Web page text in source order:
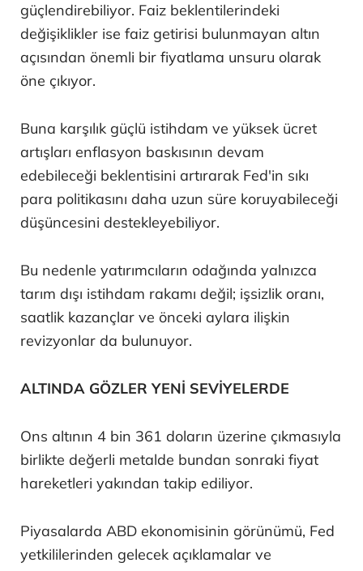
güçlendirebiliyor. Faiz beklentilerindeki
değişiklikler ise faiz getirisi bulunmayan altın
açısından önemli bir fiyatlama unsuru olarak
öne çıkıyor.
Buna karşılık güçlü istihdam ve yüksek ücret
artışları enflasyon baskısının devam
edebileceği beklentisini artırarak Fed'in sıkı
para politikasını daha uzun süre koruyabileceği
düşüncesini destekleyebiliyor.
Bu nedenle yatırımcıların odağında yalnızca
tarım dışı istihdam rakamı değil; işsizlik oranı,
saatlik kazançlar ve önceki aylara ilişkin
revizyonlar da bulunuyor.
ALTINDA GÖZLER YENİ SEVİYELERDE
Ons altının 4 bin 361 doların üzerine çıkmasıyla
birlikte değerli metalde bundan sonraki fiyat
hareketleri yakından takip ediliyor.
Piyasalarda ABD ekonomisinin görünümü, Fed
yetkililerinden gelecek açıklamalar ve